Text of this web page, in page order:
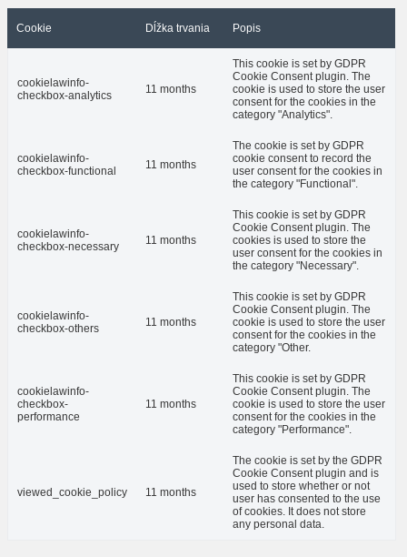
Cookie Dĺžka trvania Popis
cookielawinfo-
checkbox-analytics
11 months
This cookie is set by GDPR
Cookie Consent plugin. The
cookie is used to store the user
consent for the cookies in the
category "Analytics".
cookielawinfo-
checkbox-functional
11 months
The cookie is set by GDPR
cookie consent to record the
user consent for the cookies in
the category "Functional".
cookielawinfo-
checkbox-necessary
11 months
This cookie is set by GDPR
Cookie Consent plugin. The
cookies is used to store the
user consent for the cookies in
the category "Necessary".
cookielawinfo-
checkbox-others
11 months
This cookie is set by GDPR
Cookie Consent plugin. The
cookie is used to store the user
consent for the cookies in the
category "Other.
cookielawinfo-
checkbox-
performance
11 months
This cookie is set by GDPR
Cookie Consent plugin. The
cookie is used to store the user
consent for the cookies in the
category "Performance".
viewed_cookie_policy 11 months
The cookie is set by the GDPR
Cookie Consent plugin and is
used to store whether or not
user has consented to the use
of cookies. It does not store
any personal data.